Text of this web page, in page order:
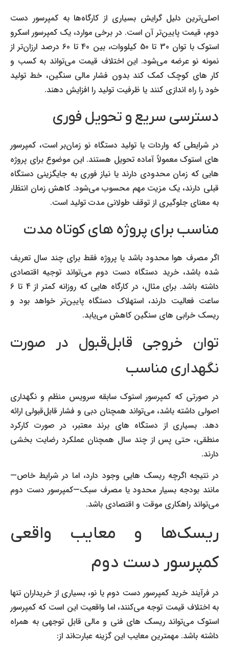
اصلی‌ترین دلیل گرایش بسیاری از کارگاه‌ها به کمپرسور دست
دوم، قیمت پایین‌تر آن است. در برخی موارد، یک کمپرسور اسکرو
استوک با توان 30 تا 50 کیلووات، بین 40 تا 60 درصد ارزان‌تر از
نمونه نو عرضه می‌شود. این اختلاف قیمت می‌تواند به کسب و
کار های کوچک کمک کند بدون فشار مالی سنگین، خط تولید
خود را راه اندازی کنند یا ظرفیت تولید را افزایش دهند.
دسترسی سریع و تحویل فوری
در شرایطی که واردات یا تولید دستگاه نو زمان‌بر است، کمپرسور
های استوک معمولاً آماده تحویل هستند. این موضوع برای پروژه
هایی که زمان محدودی دارند یا نیاز فوری به جایگزینی دستگاه
قبلی دارند، یک مزیت مهم محسوب می‌شود. کاهش زمان انتظار
به معنای جلوگیری از توقف طولانی مدت تولید است.
مناسب برای پروژه های کوتاه مدت
اگر مصرف هوا محدود باشد یا پروژه فقط برای چند سال تعریف
شده باشد، خرید دستگاه دست دوم می‌تواند توجیه اقتصادی
داشته باشد. برای مثال، در کارگاه هایی که روزانه کمتر از 4 تا 6
ساعت فعالیت دارند، استهلاک دستگاه پایین‌تر خواهد بود و
ریسک خرابی های سنگین کاهش می‌یابد.
توان خروجی قابل‌قبول در صورت
نگهداری مناسب
در صورتی که کمپرسور استوک سابقه سرویس منظم و نگهداری
اصولی داشته باشد، می‌تواند همچنان دبی و فشار قابل‌قبولی ارائه
دهد. بسیاری از دستگاه های برند معتبر، در صورت کارکرد
منطقی، حتی پس از چند سال همچنان عملکرد رضایت بخشی
دارند.
در نتیجه اگرچه ریسک هایی وجود دارد، اما در شرایط خاص—
مانند بودجه بسیار محدود یا مصرف سبک—کمپرسور دست دوم
می‌تواند راهکاری موقت و اقتصادی باشد.
ریسک‌ها و معایب واقعی
کمپرسور دست دوم
در فرآیند خرید کمپرسور دست دوم یا نو، بسیاری از خریداران تنها
به اختلاف قیمت توجه می‌کنند، اما واقعیت این است که کمپرسور
استوک می‌تواند ریسک های فنی و مالی قابل توجهی به همراه
داشته باشد. مهمترین معایب این گزینه عبارت‌اند از: